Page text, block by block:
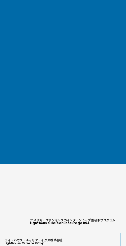
アメリカ・ロサンゼルスのインターンシップ型研修プログラム
Lighthouse Career Encourage USA
ライトハウス・キャリア・イクス株式会社
Lighthouse Career eX Corp.